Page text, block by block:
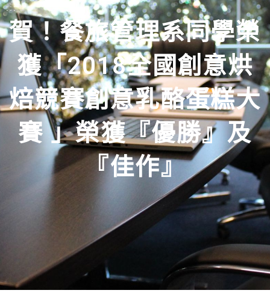
:::
賀！餐旅管理系同學榮
獲「2018全國創意烘
焙競賽創意乳酪蛋糕大
賽 」榮獲『優勝』及
『佳作』